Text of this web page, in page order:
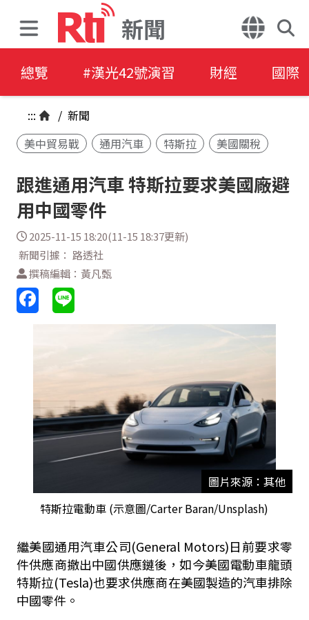
新聞
總覽 #漢光42號演習 財經 國際
::: / 新聞
美中貿易戰
通用汽車 特斯拉 美國關稅
跟進通用汽車 特斯拉要求美國廠避
用中國零件
2025-11-15 18:20(11-15 18:37更新)
新聞引據： 路透社
撰稿編輯：黃凡甄
圖片來源：其他
特斯拉電動車 (示意圖/Carter Baran/Unsplash)
繼美國通用汽車公司(General Motors)日前要求零
件供應商撤出中國供應鏈後，如今美國電動車龍頭
特斯拉(Tesla)也要求供應商在美國製造的汽車排除
中國零件。